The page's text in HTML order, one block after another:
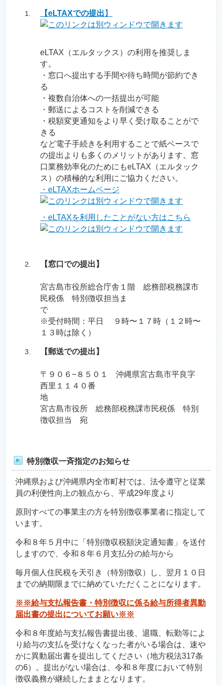
【eLTAXでの提出 】
eLTAX（エルタックス）の利用を推奨しま
す。
・窓口へ提出する手間や待ち時間が節約でき
る
・複数自治体への一括提出が可能
・郵送によるコストを削減できる
・税額変更通知をより早く受け取ることがで
きる
など電子手続きを利用することで紙ベースで
の提出よりも多くのメリットがあります。窓
口業務効率化のためにもeLTAX（エルタック
ス）の積極的な利用にご協力ください。
・eLTAXホームページ
・eLTAXを利用したことがない方はこちら
【窓口での提出】
宮古島市役所総合庁舎１階 総務部税務課市
民税係 特別徴収担当ま
で
※受付時間：平日 ９時〜１７時（１２時〜
１３時は除く）
【郵送での提出】
〒９０６−８５０１ 沖縄県宮古島市平良字
西里１１４０番
宮古島市役所 総務部税務課市民税係 特別
徴収担当 宛
特別徴収一斉指定のお知らせ
沖縄県および沖縄県内全市町村では、法令遵守と従業
員の利便性向上の観点から、平成29年度より
原則すべての事業主の方を特別徴収事業者に指定して
います。
令和８年５月中に「特別徴収税額決定通知書」を送付
しますので、令和８年６月支払分の給与から
毎月個人住民税を天引き（特別徴収）し、翌月１０日
までの納期限までに納めていただくことになります。
※※給与支払報告書・特別徴収に係る給与所得者異動
届出書の提出についてお願い※※
令和８年度給与支払報告書提出後、退職、転勤等によ
り給与の支払を受けなくなった者がいる場合は、速や
かに異動届出書を提出してください（地方税法317条
の6）。提出がない場合は、令和８年度において特別
徴収義務が継続したままとなります。